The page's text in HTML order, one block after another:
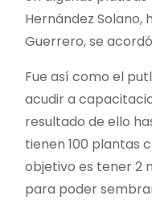
Hernández Solano,
Guerrero, se
Fue así como el
acudir a
resultado de ello
tienen 100 plantas
objetivo es tener 2
para poder